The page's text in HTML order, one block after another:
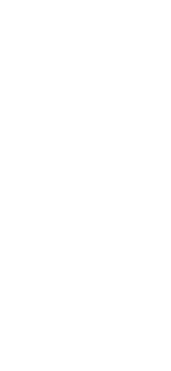
赴立法院衛環